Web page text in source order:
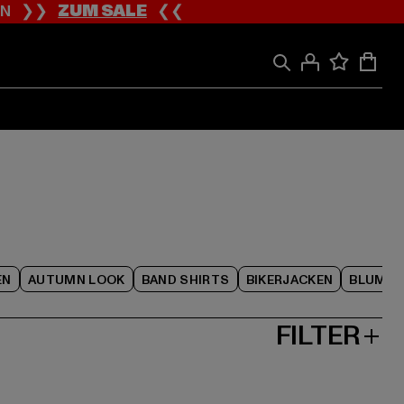
❯❯ZUM SALE❮❮
AUTUMN LOOK BAND SHIRTS BIKERJACKEN
FILTER